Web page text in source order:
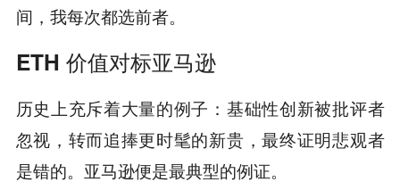
间，我每次都选前者。
ETH 价值对标亚马逊
历史上充斥着大量的例子：基础性创新被批评者
忽视，转而追捧更时髦的新贵，最终证明悲观者
是错的。亚马逊便是最典型的例证。